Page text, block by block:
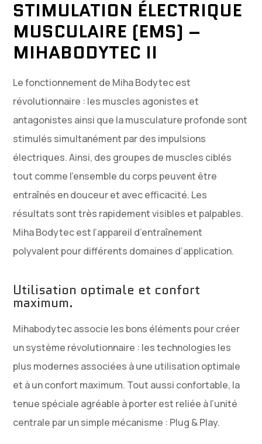
STIMULATION ÉLECTRIQUE
MUSCULAIRE (EMS) –
MIHABODYTEC II
Le fonctionnement de Miha Bodytec est
révolutionnaire : les muscles agonistes et
antagonistes ainsi que la musculature profonde sont
stimulés simultanément par des impulsions
électriques. Ainsi, des groupes de muscles ciblés
tout comme l’ensemble du corps peuvent être
entraînés en douceur et avec efficacité. Les
résultats sont très rapidement visibles et palpables.
Miha Bodytec est l’appareil d’entraînement
polyvalent pour différents domaines d’application.
Utilisation optimale et confort
maximum.
Mihabodytec associe les bons éléments pour créer
un système révolutionnaire : les technologies les
plus modernes associées à une utilisation optimale
et à un confort maximum. Tout aussi confortable, la
tenue spéciale agréable à porter est reliée à l’unité
centrale par un simple mécanisme : Plug & Play.